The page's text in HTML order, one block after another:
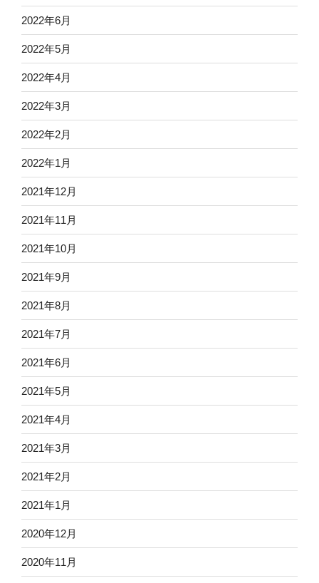
2022年6月
2022年5月
2022年4月
2022年3月
2022年2月
2022年1月
2021年12月
2021年11月
2021年10月
2021年9月
2021年8月
2021年7月
2021年6月
2021年5月
2021年4月
2021年3月
2021年2月
2021年1月
2020年12月
2020年11月